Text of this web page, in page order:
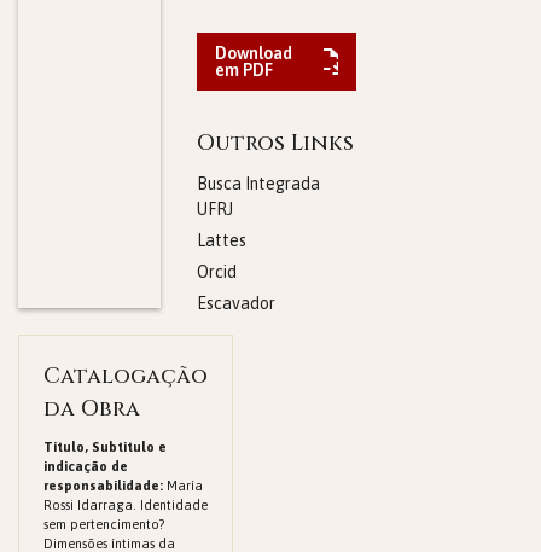
Download
em PDF
Outros Links
Busca Integrada
UFRJ
Lattes
Orcid
Escavador
Catalogação
da Obra
Titulo, Subtitulo e
indicação de
responsabilidade: María
Rossi Idarraga. Identidade
sem pertencimento?
Dimensões íntimas da